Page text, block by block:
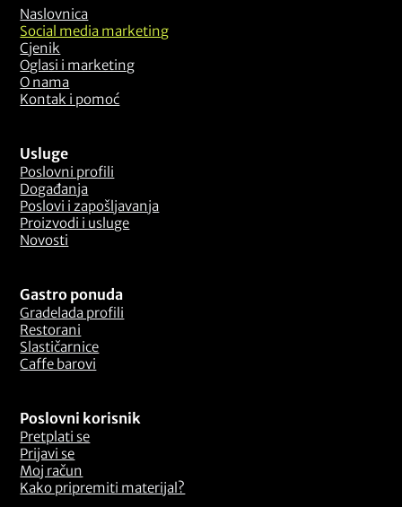
Naslovnica
Social media marketing
Cjenik
Oglasi i marketing
O nama
Kontak i pomoć
Usluge
Poslovni profili
Događanja
Poslovi i zapošljavanja
Proizvodi i usluge
Novosti
Gastro ponuda
Gradelada profili
Restorani
Slastičarnice
Caffe barovi
Poslovni korisnik
Pretplati se
Prijavi se
Moj račun
Kako pripremiti materijal?